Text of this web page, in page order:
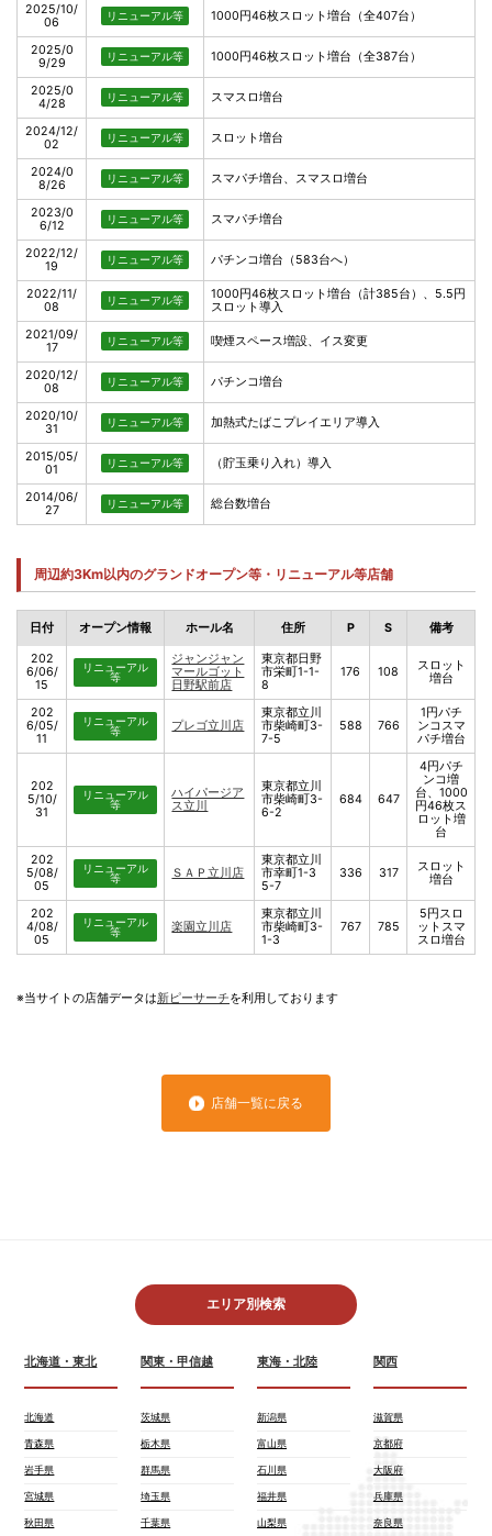
2025/10/
06
リニューアル等 1000円46枚スロット増台（全407台）
2025/0
9/29
リニューアル等 1000円46枚スロット増台（全387台）
2025/0
4/28
リニューアル等 スマスロ増台
2024/12/
02
リニューアル等 スロット増台
2024/0
8/26
リニューアル等 スマパチ増台、スマスロ増台
2023/0
6/12
リニューアル等 スマパチ増台
2022/12/
19
リニューアル等 パチンコ増台（583台へ）
2022/11/
08
リニューアル等
1000円46枚スロット増台（計385台）、5.5円
スロット導入
2021/09/
17
リニューアル等 喫煙スペース増設、イス変更
2020/12/
08
リニューアル等 パチンコ増台
2020/10/
31
リニューアル等 加熱式たばこプレイエリア導入
2015/05/
01
リニューアル等 （貯玉乗り入れ）導入
2014/06/
27
リニューアル等 総台数増台
周辺約3Km以内のグランドオープン等・リニューアル等店舗
日付 オープン情報 ホール名 住所 P S 備考
202
6/06/
15
リニューアル
等
ジャンジャン
マールゴット
日野駅前店
東京都日野
市栄町1-1-
8
176 108
スロット
増台
202
6/05/
11
リニューアル
等
プレゴ立川店
東京都立川
市柴崎町3-
7-5
588 766
1円パチ
ンコスマ
パチ増台
202
5/10/
31
リニューアル
等
ハイパージア
ス立川
東京都立川
市柴崎町3-
6-2
684 647
4円パチ
ンコ増
台、1000
円46枚ス
ロット増
台
202
5/08/
05
リニューアル
等
ＳＡＰ立川店
東京都立川
市幸町1-3
5-7
336 317
スロット
増台
202
4/08/
05
リニューアル
等
楽園立川店
東京都立川
市柴崎町3-
1-3
767 785
5円スロ
ットスマ
スロ増台
※当サイトの店舗データは新ピーサーチを利用しております
店舗一覧に戻る
エリア別検索
北海道・東北
北海道
青森県
岩手県
宮城県
秋田県
関東・甲信越
茨城県
栃木県
群馬県
埼玉県
千葉県
東海・北陸
新潟県
富山県
石川県
福井県
山梨県
関西
滋賀県
京都府
大阪府
兵庫県
奈良県